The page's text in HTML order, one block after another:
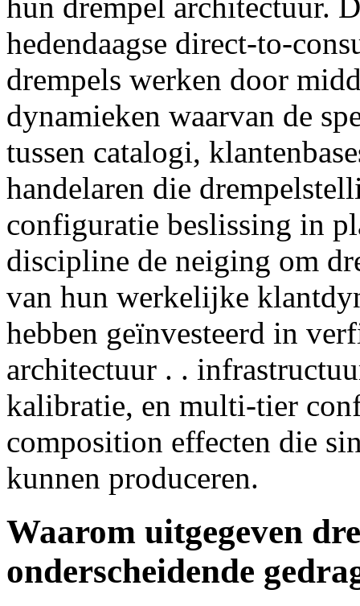
hedendaagse direct-to-
drempels werken door
dynamieken waarvan de
tussen catalogi,
handelaren die
configuratie beslissing in
discipline de neiging om
van hun werkelijke
hebben geïnvesteerd in
architectuur . .
kalibratie, en multi-tier
composition effecten die
kunnen produceren.
Waarom uitgegeven
onderscheidende